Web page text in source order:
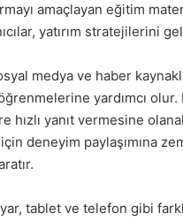
amaçlayan eğitim
yatırım stratejilerini
medya ve haber
yardımcı olur.
yanıt vermesine
deneyim paylaşımına
tablet ve telefon gibi